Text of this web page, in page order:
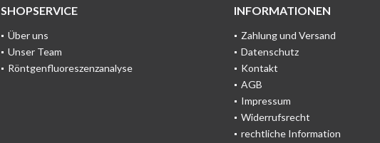
SHOPSERVICE
Über uns
Unser Team
Röntgenfluoreszenzanalyse
INFORMATIONEN
Zahlung und Versand
Datenschutz
Kontakt
AGB
Impressum
Widerrufsrecht
rechtliche Information